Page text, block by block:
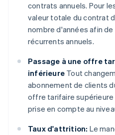
contrats annuels. Pour
valeur totale du contrat
nombre d'années afin
récurrents annuels.
Passage à une offre
inférieure Tout
abonnement de clients
offre tarifaire
prise en compte au
Taux d'attrition: Le